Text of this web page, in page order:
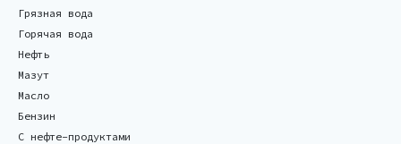
Грязная вода
Горячая вода
Нефть
Мазут
Масло
Бензин
С нефте-продуктами